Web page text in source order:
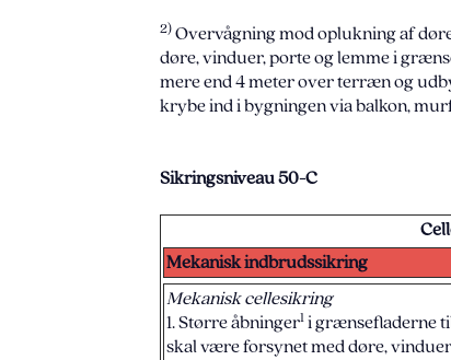
2)Overvågning mod oplukning af
døre, vinduer, porte og lemme i
mere end 4 meter over terræn og
krybe ind i bygningen via balkon,
Sikringsniveau 50-C
Mekanisk indbrudssikring
Mekanisk cellesikring
1. Større åbninger1i grænsefladerne
skal være forsynet med døre,